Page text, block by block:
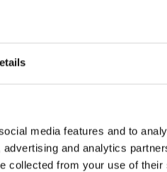
media features and to
and analytics
collected from your use of
Rechnungen, wodurch
des Teams erheblich
beschleunigen.
in die Finanzen,